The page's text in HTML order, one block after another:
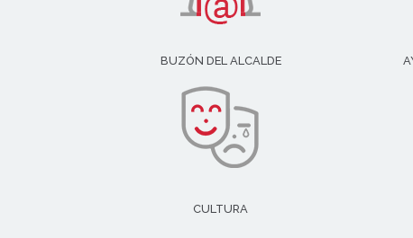
BUZÓN DEL ALCALDE
CULTURA